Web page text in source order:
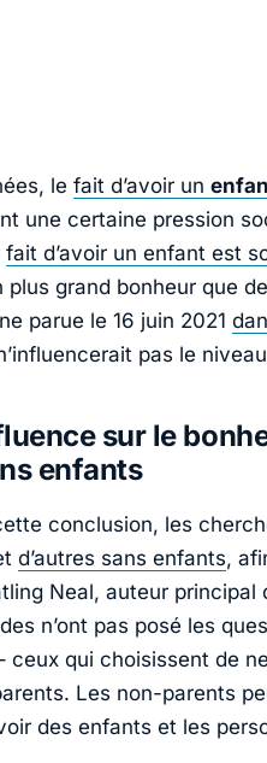
le fait d’avoir un
une certaine pression
fait d’avoir un enfant est
plus grand bonheur que
parue le 16 juin 2021
pas le
sur le
enfants
conclusion, les
d’autres sans enfants,
Neal, auteur principal
n’ont pas posé les
ceux qui choisissent de
Les non-parents
des enfants et les